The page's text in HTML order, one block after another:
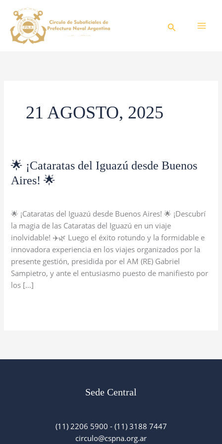
contenido
Buscar
21 AGOSTO, 2025
🌟 ¡Cataratas del Iguazú desde Buenos
Aires! 🌟
🌟 ¡Cataratas del Iguazú desde Buenos Aires! 🌟 ¡Descubrí
la magia de las Cataratas del Iguazú en un viaje
inolvidable! ✈️🌿 Luego el éxito rotundo y la formidable e
innovadora experiencia en los viajes organizados por la
presente gestión, presidida por el AM (RE) Gabriel
Sampietro, y ante el entusiasmo puesto de manifiesto por
los […]
🌟
¡Cataratas
del
desde
Buenos
Aires!
🌟
Sede Central
(11) 2206 5900 - (11) 3188 7447
circulo@cspna.org.ar